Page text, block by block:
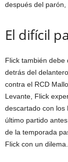
después del parón,
El difícil
Flick también
detrás del
contra el RCD
Levante, Flick
descartado con los
último partido
de la temporada
Flick con un dilema.